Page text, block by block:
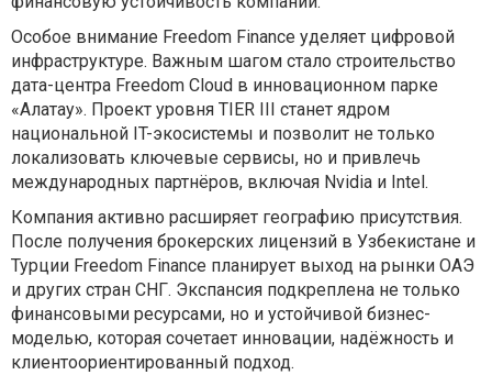
Особое внимание Freedom Finance уделяет цифровой
инфраструктуре. Важным шагом стало строительство
дата-центра Freedom Cloud в инновационном парке
«Алатау». Проект уровня TIER III станет ядром
национальной IT-экосистемы и позволит не только
локализовать ключевые сервисы, но и привлечь
международных партнёров, включая Nvidia и Intel.
Компания активно расширяет географию присутствия.
После получения брокерских лицензий в Узбекистане и
Турции Freedom Finance планирует выход на рынки ОАЭ
и других стран СНГ. Экспансия подкреплена не только
финансовыми ресурсами, но и устойчивой бизнес-
моделью, которая сочетает инновации, надёжность и
клиентоориентированный подход.